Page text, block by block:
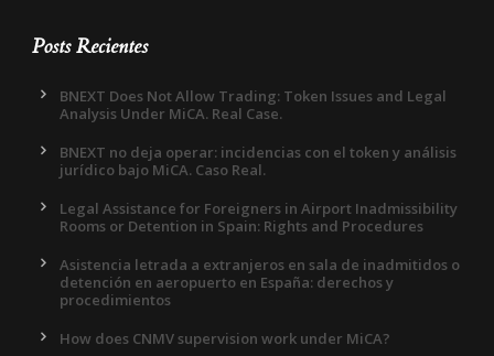
Posts Recientes
BNEXT Does Not Allow Trading: Token Issues and Legal
Analysis Under MiCA. Real Case.
BNEXT no deja operar: incidencias con el token y análisis
jurídico bajo MiCA. Caso Real.
Legal Assistance for Foreigners in Airport Inadmissibility
Rooms or Detention in Spain: Rights and Procedures
Asistencia letrada a extranjeros en sala de inadmitidos o
detención en aeropuerto en España: derechos y
procedimientos
How does CNMV supervision work under MiCA?